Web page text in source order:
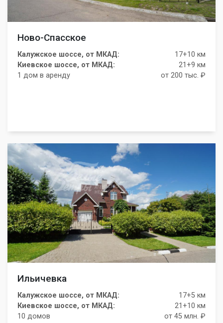
Ново-Спасское
Калужское шоссе, от МКАД:
17+10 км
Киевское шоссе, от МКАД:
21+9 км
1 дом в аренду
от 200 тыс. ₽
Ильичевка
Калужское шоссе, от МКАД:
17+5 км
Киевское шоссе, от МКАД:
21+10 км
10 домов
от 45 млн. ₽